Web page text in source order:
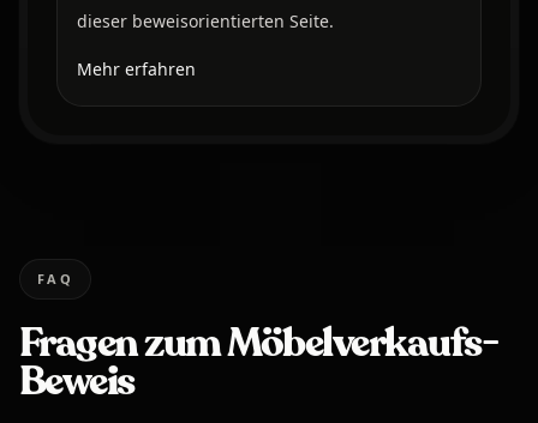
dieser beweisorientierten Seite.
Mehr erfahren
FAQ
Fragen zum Möbelverkaufs-
Beweis